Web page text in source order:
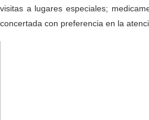
visitas a lugares especiales;
concertada con preferencia en la